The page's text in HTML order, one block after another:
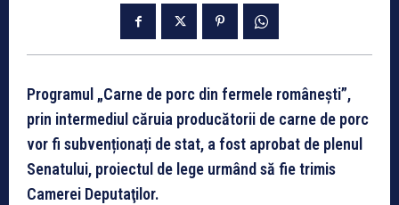
Programul „Carne de porc din fermele româneşti”,
prin intermediul căruia producătorii de carne de porc
vor fi subvenționați de stat, a fost aprobat de plenul
Senatului, proiectul de lege urmând să fie trimis
Camerei Deputaţilor.